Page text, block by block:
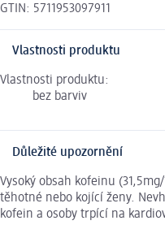
GTIN: 5711953097911
Vlastnosti produktu
Vlastnosti produktu:
bez barviv
Důležité upozornění
Vysoký obsah kofeinu
těhotné nebo kojící ženy.
kofein a osoby trpící na